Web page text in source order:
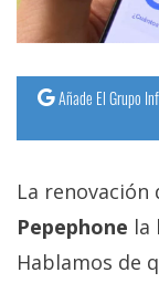
Añade El Grupo
La renovación
Pepephone la
Hablamos de